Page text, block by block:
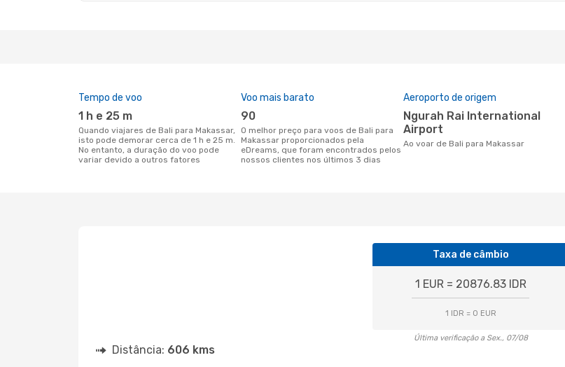
Tempo de voo
1 h e 25 m
Quando viajares de Bali para Makassar,
isto pode demorar cerca de 1 h e 25 m.
No entanto, a duração do voo pode
variar devido a outros fatores
Voo mais barato
90
O melhor preço para voos de Bali para
Makassar proporcionados pela
eDreams, que foram encontrados pelos
nossos clientes nos últimos 3 dias
Aeroporto de origem
Ngurah Rai International
Airport
Ao voar de Bali para Makassar
Taxa de câmbio
1 EUR = 20876.83 IDR
1 IDR = 0 EUR
Última verificação a Sex., 07/08
Distância: 606 kms